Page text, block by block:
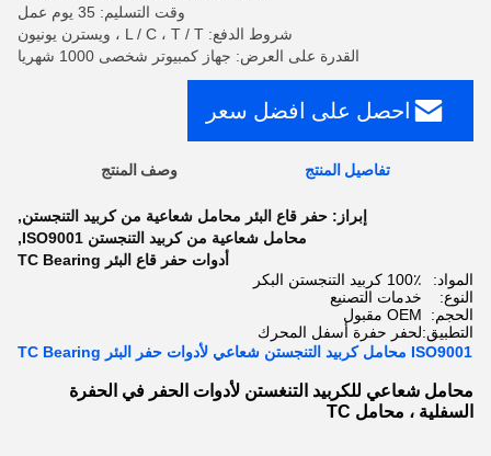
وقت التسليم: 35 يوم عمل
شروط الدفع: L / C ، T / T ، ويسترن يونيون
القدرة على العرض: جهاز كمبيوتر شخصى 1000 شهريا
احصل على افضل سعر
تفاصيل المنتج وصف المنتج
إبراز: حفر قاع البئر محامل شعاعية من كربيد التنجستن,
محامل شعاعية من كربيد التنجستن ISO9001
,
أدوات حفر قاع البئر TC Bearing
المواد:
100٪ كربيد التنجستن البكر
النوع:
خدمات التصنيع
الحجم:
OEM مقبول
التطبيق:لحفر حفرة أسفل المحرك
ISO9001 محامل كربيد التنجستن شعاعي لأدوات حفر البئر TC Bearing
محامل شعاعي للكربيد التنغستن لأدوات الحفر في الحفرة
السفلية ، محامل TC